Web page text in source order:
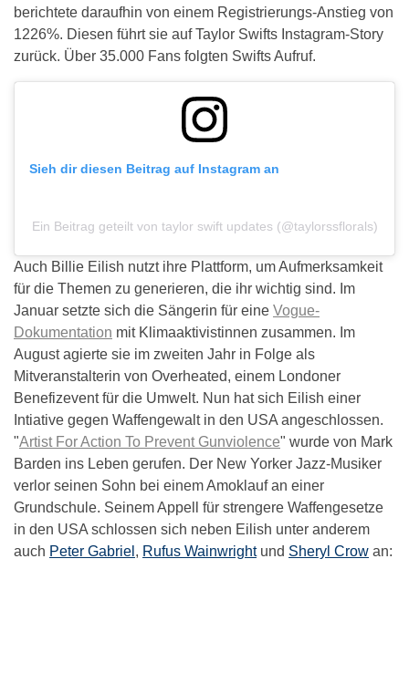
berichtete daraufhin von einem Registrierungs-Anstieg von
1226%. Diesen führt sie auf Taylor Swifts Instagram-Story
zurück. Über 35.000 Fans folgten Swifts Aufruf.
Sieh dir diesen Beitrag auf Instagram an
Ein Beitrag geteilt von taylor swift updates (@taylorssflorals)
Auch Billie Eilish nutzt ihre Plattform, um Aufmerksamkeit
für die Themen zu generieren, die ihr wichtig sind. Im
Januar setzte sich die Sängerin für eine Vogue-
Dokumentation mit Klimaaktivistinnen zusammen. Im
August agierte sie im zweiten Jahr in Folge als
Mitveranstalterin von Overheated, einem Londoner
Benefizevent für die Umwelt. Nun hat sich Eilish einer
Intiative gegen Waffengewalt in den USA angeschlossen.
"Artist For Action To Prevent Gunviolence" wurde von Mark
Barden ins Leben gerufen. Der New Yorker Jazz-Musiker
verlor seinen Sohn bei einem Amoklauf an einer
Grundschule. Seinem Appell für strengere Waffengesetze
in den USA schlossen sich neben Eilish unter anderem
auch Peter Gabriel , Rufus Wainwrightund Sheryl Crow an: